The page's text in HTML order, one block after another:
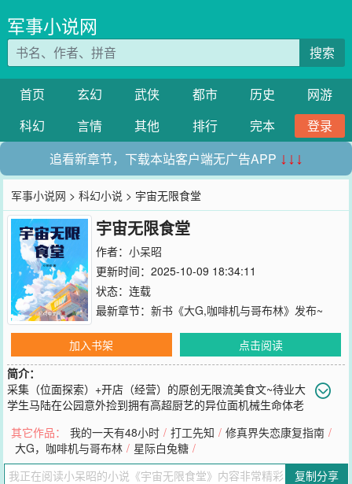
军事小说网
搜索
首页 玄幻 武侠 都市 历史
网游
科幻
言情 其他 排行 完本
登录
追看新章节，下载本站客户端无广告APP ↓↓↓
军事小说网 >科幻小说 > 宇宙无限食堂
宇宙无限食堂
作者： 小呆昭
更新时间：2025-10-09 18:34:11
状态：连载
最新章节： 新书《大G,咖啡机与哥布林》发布~
加入书架
点击阅读
简介：
采集（位面探索）+开店（经营）的原创无限流美食文~待业大
学生马陆在公园意外捡到拥有高超厨艺的异位面机械生命体老
怪的食材，经营餐馆，征服多元宇宙众多食客的味蕾………
您要是觉得《宇宙无限食堂》还不错的话请不要忘记向您QQ群和微博
微信里的朋友推荐哦！
其它作品： 我的一天有48小时 / 打工先知 / 修真界失恋康复指南 /
大G，咖啡机与哥布林 / 星际白兔糖 /
复制分享